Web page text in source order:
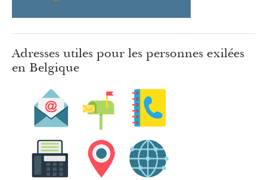
Adresses utiles pour les personnes exilées
en Belgique